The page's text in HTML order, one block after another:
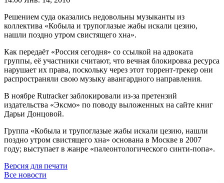
Решением суда оказались недовольны музыканты из
коллектива «Кобыла и трупоглазые жабы искали цезию,
нашли поздно утром свистящего хна».
Как передаёт «Россия сегодня» со ссылкой на адвоката
группы, её участники считают, что вечная блокировка ресурса
нарушает их права, поскольку через этот торрент-трекер они
распространяли свою музыку авангардного направления.
В ноябре Rutracker заблокировали из-за претензий
издательства «Эксмо» по поводу выложенных на сайте книг
Дарьи Донцовой.
Группа «Кобыла и трупоглазые жабы искали цезию, нашли
поздно утром свистящего хна» основана в Москве в 2007
году; выступает в жанре «палеонтологического синти-попа».
Версия для печати
Все новости